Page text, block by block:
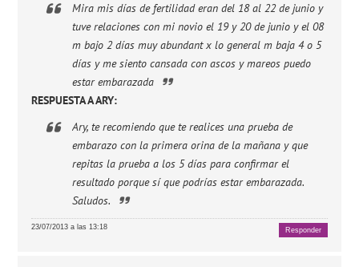
Mira mis días de fertilidad eran del 18 al 22 de junio y
tuve relaciones con mi novio el 19 y 20 de junio y el 08
m bajo 2 días muy abundant x lo general m baja 4 o 5
días y me siento cansada con ascos y mareos puedo
estar embarazada
RESPUESTA A ARY:
Ary, te recomiendo que te realices una prueba de
embarazo con la primera orina de la mañana y que
repitas la prueba a los 5 días para confirmar el
resultado porque sí que podrías estar embarazada.
Saludos.
23/07/2013 a las 13:18 Responder